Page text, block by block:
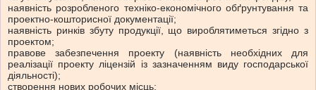
наявність розробленого техніко-економічного обґрунтування та
проектно-кошторисної документації;
наявність ринків збуту продукції, що вироблятиметься згідно з
проектом;
правове забезпечення проекту (наявність необхідних для
реалізації проекту ліцензій із зазначенням виду господарської
діяльності);
створення нових робочих місць;